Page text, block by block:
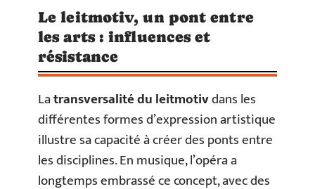
Le leitmotiv, un pont entre
les arts : influences et
résistance
Latransversalité du leitmotivdans les
différentes formes d’expression artistique
illustre sa capacité à créer des ponts entre
les disciplines. En musique, l’opéra a
longtemps embrassé ce concept, avec des